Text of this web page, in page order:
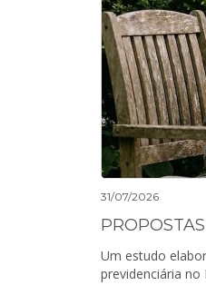
31/07/2026
Um estudo
previdenciária